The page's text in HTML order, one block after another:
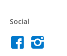
Social